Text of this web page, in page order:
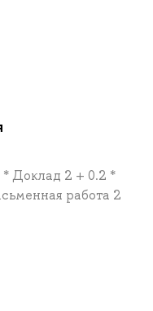
Доклад 2 + 0.2 *
работа 2